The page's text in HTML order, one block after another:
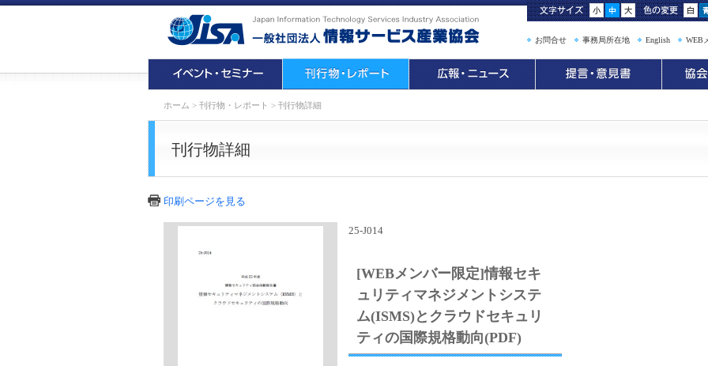
お問合せ 事務局所在地 English WEB
ホーム > 刊行物・レポート > 刊行物詳細
刊行物詳細
印刷ページを見る
25-J014
[WEBメンバー限定]情報セキ
ュリティマネジメントシステ
ム(ISMS)とクラウドセキュリ
ティの国際規格動向(PDF)